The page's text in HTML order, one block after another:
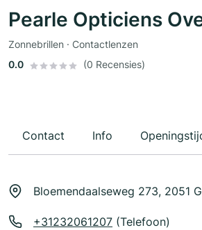
Pearle Opticiens
Zonnebrillen · Contactlenzen
0.0
(0 Recensies)
Contact Info
Bloemendaalseweg 273, 2051
+31232061207 (Telefoon)